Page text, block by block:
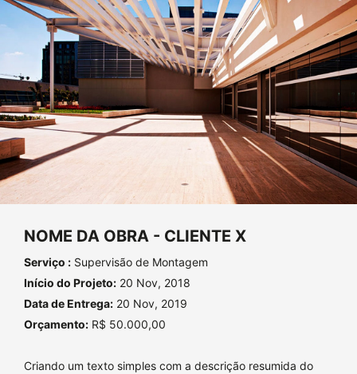
NOME DA OBRA - CLIENTE X
Serviço : Supervisão de Montagem
Início do Projeto: 20 Nov, 2018
Data de Entrega: 20 Nov, 2019
Orçamento: R$ 50.000,00
Criando um texto simples com a descrição resumida do